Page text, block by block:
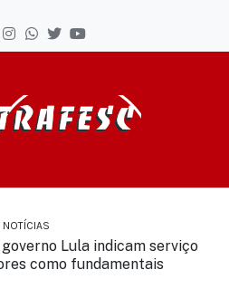
NOTÍCIAS
Lula indicam serviço
como fundamentais